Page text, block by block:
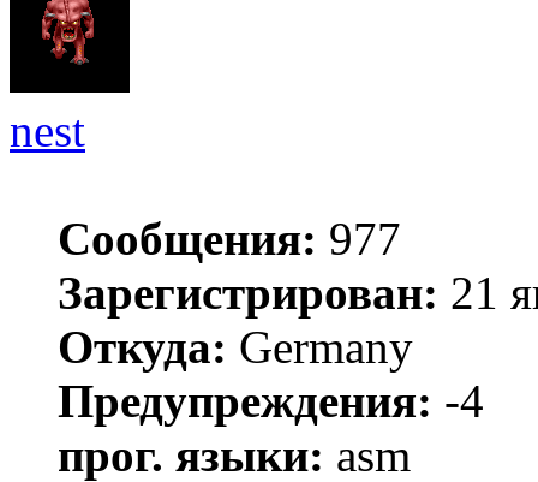
nest
Сообщения: 977
Зарегистрирован: 21
Откуда: Germany
Предупреждения: -4
прог. языки: asm